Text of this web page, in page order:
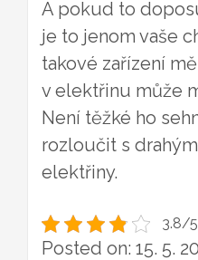
A pokud to
je to jenom vaše
takové zařízení
v elektřinu může
Není těžké ho
rozloučit s
elektřiny.
3.8/
Posted on: 15. 5.